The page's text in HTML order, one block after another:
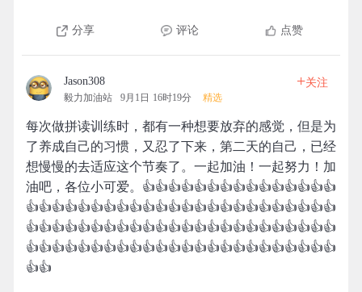
分享 评论 点赞
Jason308
毅力加油站 9月1日 16时19分 精选
+关注
每次做拼读训练时，都有一种想要放弃的感觉，但是为
了养成自己的习惯，又忍了下来，第二天的自己，已经
想慢慢的去适应这个节奏了。一起加油！一起努力！加
油吧，各位小可爱。👍👍👍👍👍👍👍👍👍👍👍👍👍👍👍
👍👍👍👍👍👍👍👍👍👍👍👍👍👍👍👍👍👍👍👍👍👍👍👍
👍👍👍👍👍👍👍👍👍👍👍👍👍👍👍👍👍👍👍👍👍👍👍👍
👍👍👍👍👍👍👍👍👍👍👍👍👍👍👍👍👍👍👍👍👍👍👍👍
👍👍